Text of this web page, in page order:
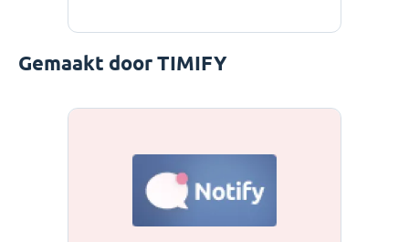
Gemaakt door TIMIFY